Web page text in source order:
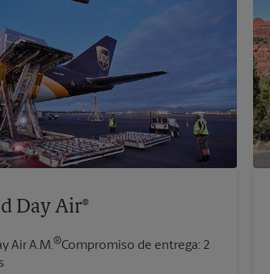
Day Air®
Air A.M.®Compromiso de entrega: 2